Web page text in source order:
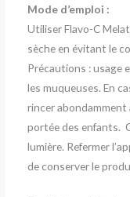
Mode d’emploi :
Utiliser Flavo-C
sèche en évitant le
Précautions : usage
les muqueuses. En
rincer abondamment
portée des enfants.
lumière. Refermer
de conserver le